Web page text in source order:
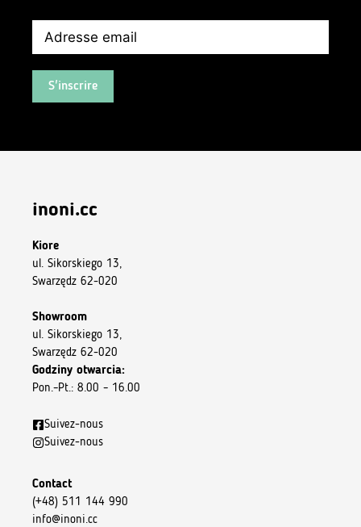
S'inscrire
inoni.cc
Kiore
ul. Sikorskiego 13,
Swarzędz 62-020
Showroom
ul. Sikorskiego 13,
Swarzędz 62-020
Godziny otwarcia:
Pon.–Pt.: 8.00 – 16.00
Suivez-nous
Suivez-nous
Contact
(+48) 511 144 990
info@inoni.cc